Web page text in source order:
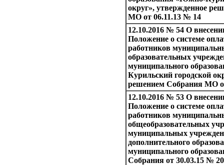
округ», утвержденное
МО от 06.11.13 № 14
12.10.2016 № 54 О
Положение о системе
работников
образовательных
муниципального
Курильский городской
решением Собрания МО
12.10.2016 № 53 О
Положение о системе
работников
общеобразовательных
муниципальных
дополнительного
муниципального
Собрания от 30.03.15 № 20